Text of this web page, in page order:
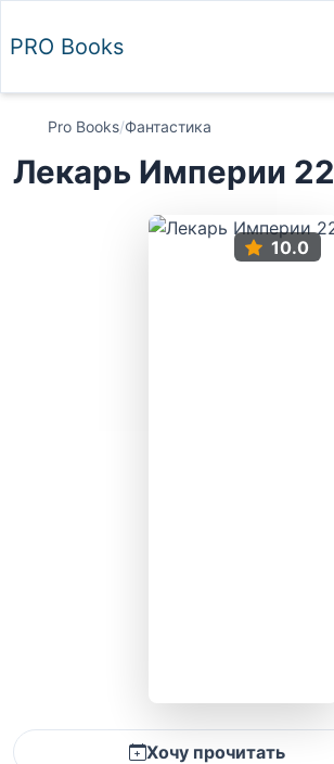
PRO Books
Pro Books/Фантастика
Лекарь Империи 22
10.0
Хочу прочитать